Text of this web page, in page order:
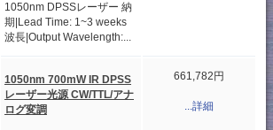
1050nm DPSSレーザー 納
期|Lead Time: 1~3 weeks
波長|Output Wavelength:...
1050nm 700mW IR DPSS
レーザー光源 CW/TTL/アナ
ログ変調
661,782円
...詳細